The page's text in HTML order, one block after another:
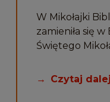
W Mikołajki
zamieniła się
Świętego
Czytaj